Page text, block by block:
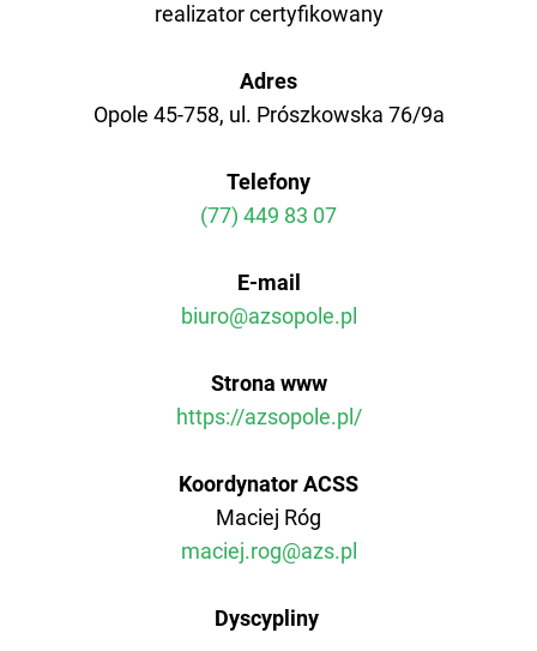
AZS UWM Olsztyn
AZS AWF Poznań
realizator certyfikowany
Adres
Opole 45-758, ul. Prószkowska 76/9a
Telefony
(77) 449 83 07
E-mail
biuro@azsopole.pl
Strona www
https://azsopole.pl/
Koordynator ACSS
Maciej Róg
maciej.rog@azs.pl
Dyscypliny